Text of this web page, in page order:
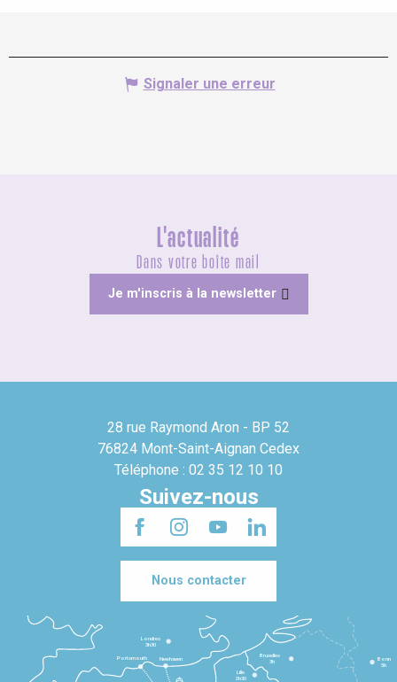
Signaler une erreur
L'actualité
Dans votre boîte mail
Je m'inscris à la newsletter
28 rue Raymond Aron - BP 52
76824 Mont-Saint-Aignan Cedex
Téléphone : 02 35 12 10 10
Suivez-nous
Nous contacter
Lille
2h30
Bruxelles
3h
Londres
3h30
Newhaven
Portsmouth
Bonn
5h